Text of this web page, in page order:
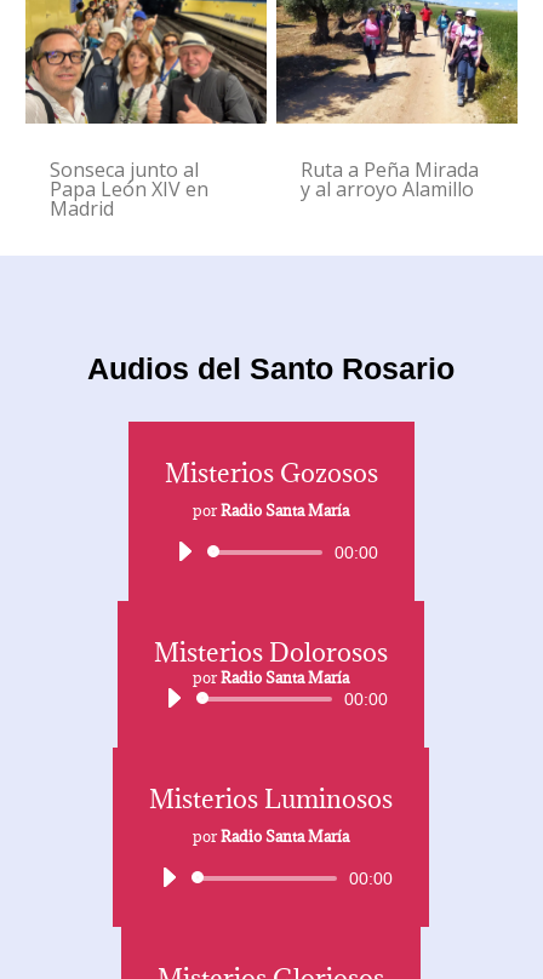
Sonseca junto al
Papa León XIV en
Madrid
Ruta a Peña Mirada
y al arroyo Alamillo
Audios del Santo Rosario
Misterios Gozosos
porRadio Santa María
Reproductor
00:00
Misterios Dolorosos
porRadio Santa María
Reproductor
audio
00:00
Misterios Luminosos
porRadio Santa María
Reproductor00:00